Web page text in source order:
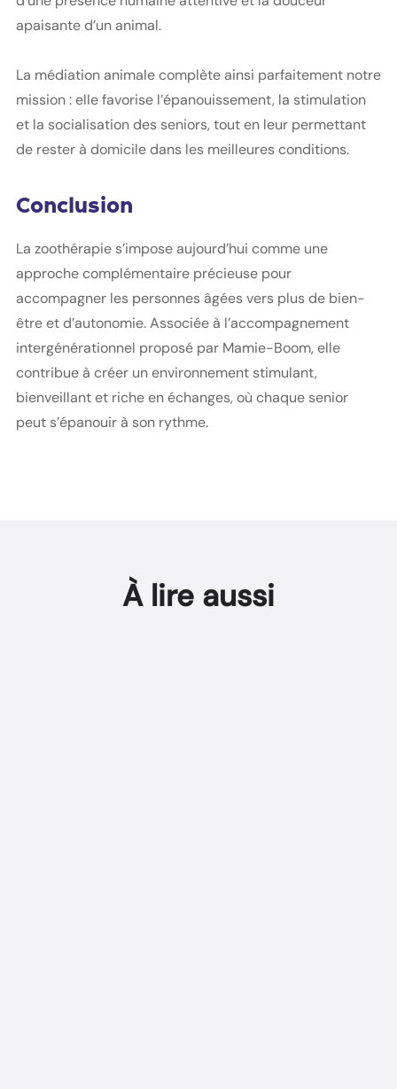
apaisante d’un animal.
La médiation animale complète ainsi parfaitement notre
mission : elle favorise l’épanouissement, la stimulation
et la socialisation des seniors, tout en leur permettant
de rester à domicile dans les meilleures conditions.
Conclusion
La zoothérapie s’impose aujourd’hui comme une
approche complémentaire précieuse pour
accompagner les personnes âgées vers plus de bien-
être et d’autonomie. Associée à l’accompagnement
intergénérationnel proposé par Mamie-Boom, elle
contribue à créer un environnement stimulant,
bienveillant et riche en échanges, où chaque senior
peut s’épanouir à son rythme.
À lire aussi